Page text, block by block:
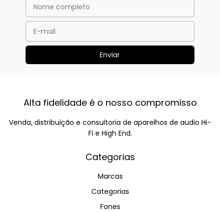
Alta fidelidade é o nosso compromisso
Venda, distribuição e consultoria de aparelhos de audio Hi-
Fi e High End.
Categorias
Marcas
Categorias
Fones